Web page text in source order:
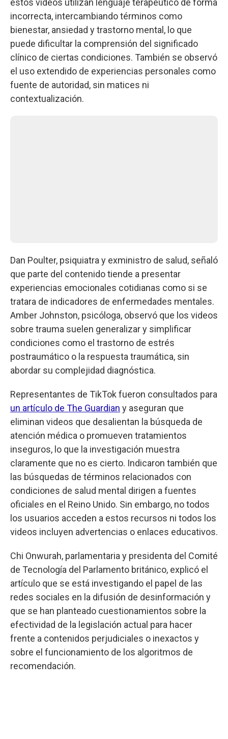
estos videos utilizan lenguaje terapéutico de forma
incorrecta, intercambiando términos como
bienestar, ansiedad y trastorno mental, lo que
puede dificultar la comprensión del significado
clínico de ciertas condiciones. También se observó
el uso extendido de experiencias personales como
fuente de autoridad, sin matices ni
contextualización.
Dan Poulter, psiquiatra y exministro de salud, señaló
que parte del contenido tiende a presentar
experiencias emocionales cotidianas como si se
tratara de indicadores de enfermedades mentales.
Amber Johnston, psicóloga, observó que los videos
sobre trauma suelen generalizar y simplificar
condiciones como el trastorno de estrés
postraumático o la respuesta traumática, sin
abordar su complejidad diagnóstica.
Representantes de TikTok fueron consultados para
un artículo de The Guardian y aseguran que
eliminan videos que desalientan la búsqueda de
atención médica o promueven tratamientos
inseguros, lo que la investigación muestra
claramente que no es cierto. Indicaron también que
las búsquedas de términos relacionados con
condiciones de salud mental dirigen a fuentes
oficiales en el Reino Unido. Sin embargo, no todos
los usuarios acceden a estos recursos ni todos los
videos incluyen advertencias o enlaces educativos.
Chi Onwurah, parlamentaria y presidenta del Comité
de Tecnología del Parlamento británico, explicó el
artículo que se está investigando el papel de las
redes sociales en la difusión de desinformación y
que se han planteado cuestionamientos sobre la
efectividad de la legislación actual para hacer
frente a contenidos perjudiciales o inexactos y
sobre el funcionamiento de los algoritmos de
recomendación.